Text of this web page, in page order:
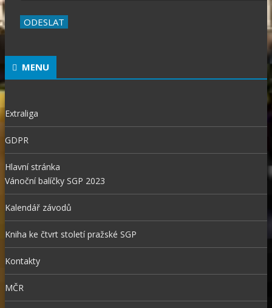
MENU
Extraliga
GDPR
Hlavní stránka
Vánoční balíčky SGP 2023
Kalendář závodů
Kniha ke čtvrt století pražské SGP
Kontakty
MČR